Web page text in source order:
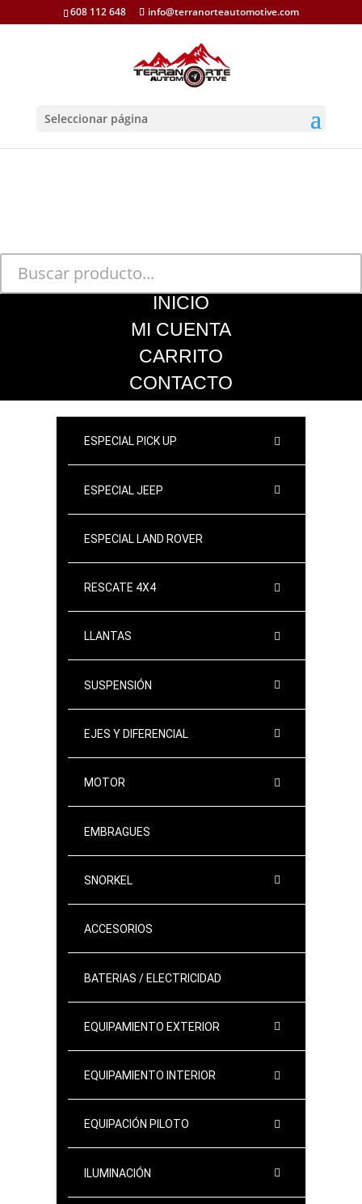
608 112 648 info@terranorteautomotive.com
Seleccionar página
INICIO
MI CUENTA
CARRITO
CONTACTO
ESPECIAL PICK UP
ESPECIAL JEEP
ESPECIAL LAND ROVER
RESCATE 4X4
LLANTAS
SUSPENSIÓN
EJES Y DIFERENCIAL
MOTOR
EMBRAGUES
SNORKEL
ACCESORIOS
BATERIAS / ELECTRICIDAD
EQUIPAMIENTO EXTERIOR
EQUIPAMIENTO INTERIOR
EQUIPACIÓN PILOTO
ILUMINACIÓN